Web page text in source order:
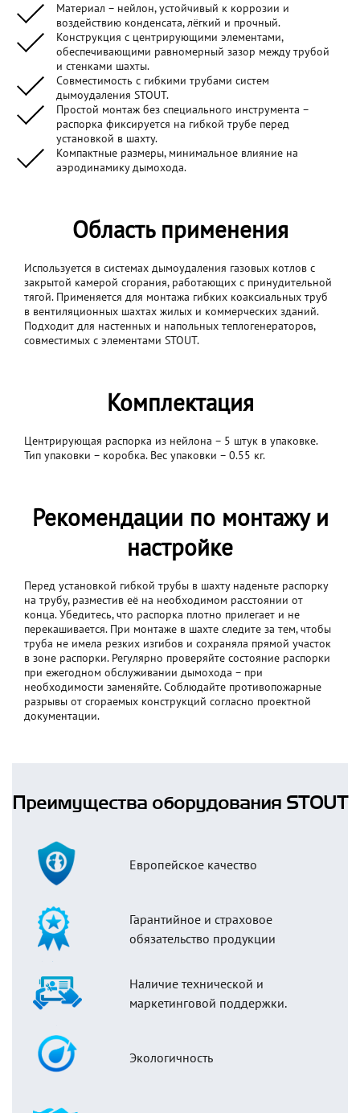
Материал – нейлон, устойчивый к коррозии и
воздействию конденсата, лёгкий и прочный.
Конструкция с центрирующими элементами,
обеспечивающими равномерный зазор между трубой
и стенками шахты.
Совместимость с гибкими трубами систем
дымоудаления STOUT.
Простой монтаж без специального инструмента –
распорка фиксируется на гибкой трубе перед
установкой в шахту.
Компактные размеры, минимальное влияние на
аэродинамику дымохода.
Область применения
Используется в системах дымоудаления газовых котлов с
закрытой камерой сгорания, работающих с принудительной
тягой. Применяется для монтажа гибких коаксиальных труб
в вентиляционных шахтах жилых и коммерческих зданий.
Подходит для настенных и напольных теплогенераторов,
совместимых с элементами STOUT.
Комплектация
Центрирующая распорка из нейлона – 5 штук в упаковке.
Тип упаковки – коробка. Вес упаковки – 0.55 кг.
Рекомендации по монтажу и
настройке
Перед установкой гибкой трубы в шахту наденьте распорку
на трубу, разместив её на необходимом расстоянии от
конца. Убедитесь, что распорка плотно прилегает и не
перекашивается. При монтаже в шахте следите за тем, чтобы
труба не имела резких изгибов и сохраняла прямой участок
в зоне распорки. Регулярно проверяйте состояние распорки
при ежегодном обслуживании дымохода – при
необходимости заменяйте. Соблюдайте противопожарные
разрывы от сгораемых конструкций согласно проектной
документации.
Преимущества оборудования STOUT
Европейское качество
Гарантийное и страховое
обязательство продукции
Наличие технической и
маркетинговой поддержки.
Экологичность